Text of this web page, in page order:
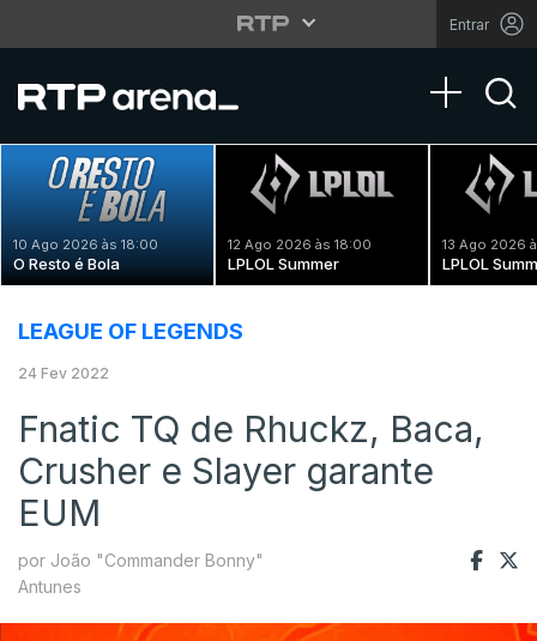
Entrar
Toggle
10 Ago 2026 às 18:00
O Resto é Bola
12 Ago 2026 às 18:00
LPLOL Summer
13 Ago 2026
LPLOL
LEAGUE OF LEGENDS
24 Fev 2022
Fnatic TQ de Rhuckz, Baca,
Crusher e Slayer garante
EUM
por João "Commander Bonny"
Antunes